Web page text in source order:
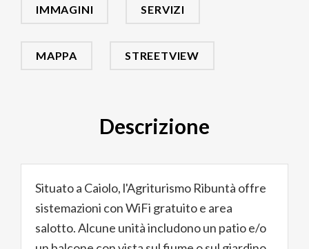
IMMAGINI SERVIZI
MAPPA STREETVIEW
Descrizione
Situato a Caiolo, l'Agriturismo Ribuntà offre
sistemazioni con WiFi gratuito e area
salotto. Alcune unità includono un patio e/o